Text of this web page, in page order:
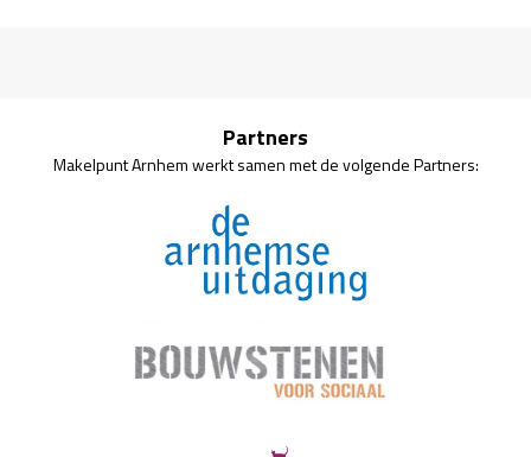
Partners
Makelpunt Arnhem werkt samen met de volgende Partners: